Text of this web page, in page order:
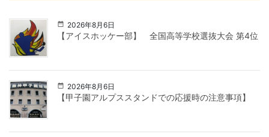
2026年8月6日
【アイスホッケー部】 全国高等学校選抜大会 第4位
2026年8月6日
【甲子園アルプススタンドでの応援時の注意事項】